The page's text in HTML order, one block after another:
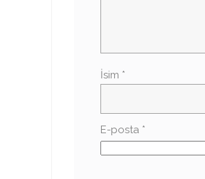
İsim *
E-posta *